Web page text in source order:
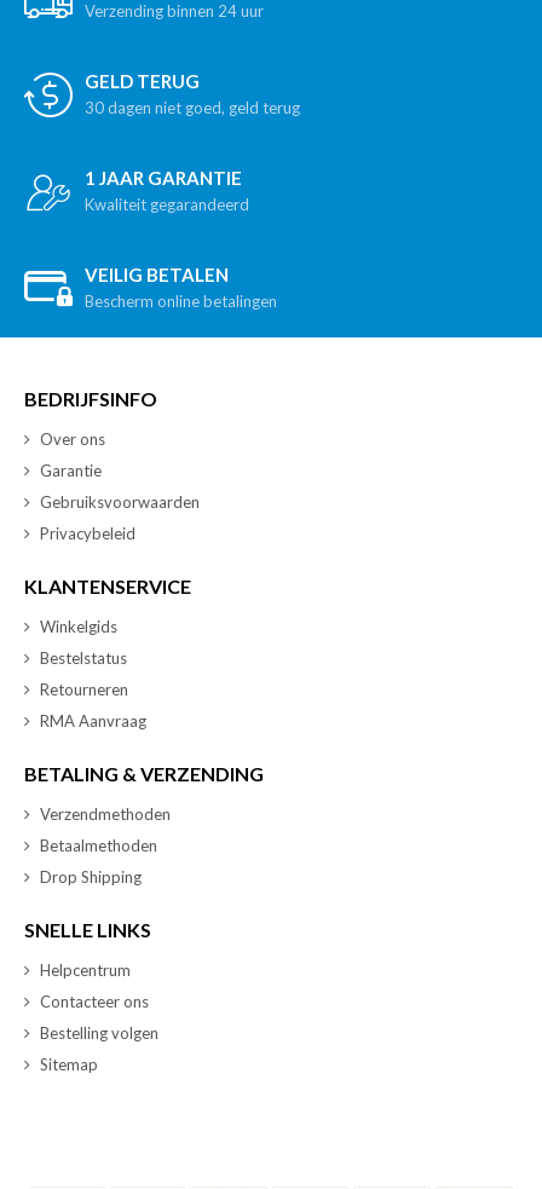
Verzending binnen 24 uur
GELD TERUG
30 dagen niet goed, geld terug
1 JAAR GARANTIE
Kwaliteit gegarandeerd
VEILIG BETALEN
Bescherm online betalingen
BEDRIJFSINFO
Over ons
Garantie
Gebruiksvoorwaarden
Privacybeleid
KLANTENSERVICE
Winkelgids
Bestelstatus
Retourneren
RMA Aanvraag
BETALING & VERZENDING
Verzendmethoden
Betaalmethoden
Drop Shipping
SNELLE LINKS
Helpcentrum
Contacteer ons
Bestelling volgen
Sitemap